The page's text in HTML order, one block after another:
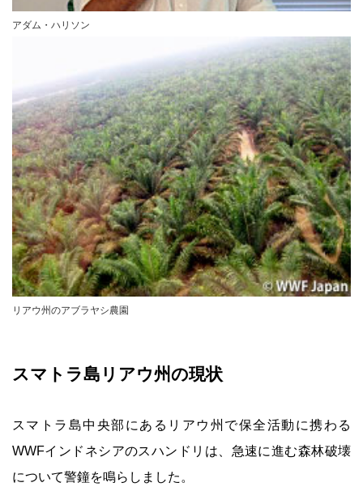
アダム・ハリソン
リアウ州のアブラヤシ農園
スマトラ島リアウ州の現状
スマトラ島中央部にあるリアウ州で保全活動に携わる
WWFインドネシアのスハンドリは、急速に進む森林破壊
について警鐘を鳴らしました。